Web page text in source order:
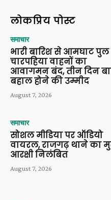
लोकप्रिय पोस्ट
समाचार
भारी बारिश से आमघाट पुल
चारपहिया वाहनों का
आवागमन बंद, तीन दिन
बहाल होने की उम्मीद
August 7, 2026
समाचार
सोशल मीडिया पर ऑडियो
वायरल, राजगढ़ थाने का
आरक्षी निलंबित
August 7, 2026